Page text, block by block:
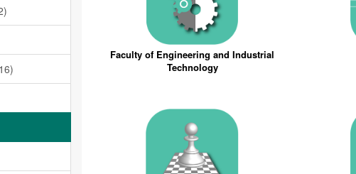
Faculty of Engineering and Industrial
Technology